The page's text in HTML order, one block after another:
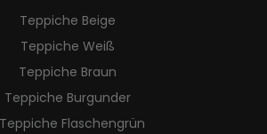
Teppiche Beige
Teppiche Weiß
Teppiche Braun
Teppiche Burgunder
Teppiche Flaschengrün